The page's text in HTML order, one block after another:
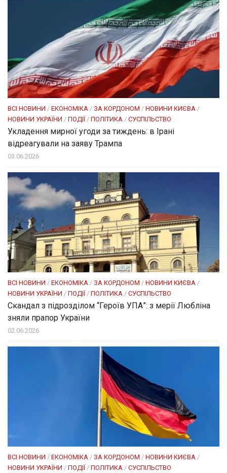
ВСІ НОВИНИ / ЕКОНОМІКА / ЗА КОРДОНОМ / НОВИНИ КИЄВА /
НОВИНИ УКРАЇНИ / ПОДІЇ / ПОЛІТИКА / СУСПІЛЬСТВО
Укладення мирної угоди за тиждень: в Ірані
відреагували на заяву Трампа
03.06.2026
ВСІ НОВИНИ / ЕКОНОМІКА / ЗА КОРДОНОМ / НОВИНИ КИЄВА /
НОВИНИ УКРАЇНИ / ПОДІЇ / ПОЛІТИКА / СУСПІЛЬСТВО
Скандал з підрозділом “Героїв УПА”: з мерії Любліна
зняли прапор України
02.06.2026
ВСІ НОВИНИ / ЕКОНОМІКА / ЗА КОРДОНОМ / НОВИНИ КИЄВА /
НОВИНИ УКРАЇНИ / ПОДІЇ / ПОЛІТИКА / СУСПІЛЬСТВО